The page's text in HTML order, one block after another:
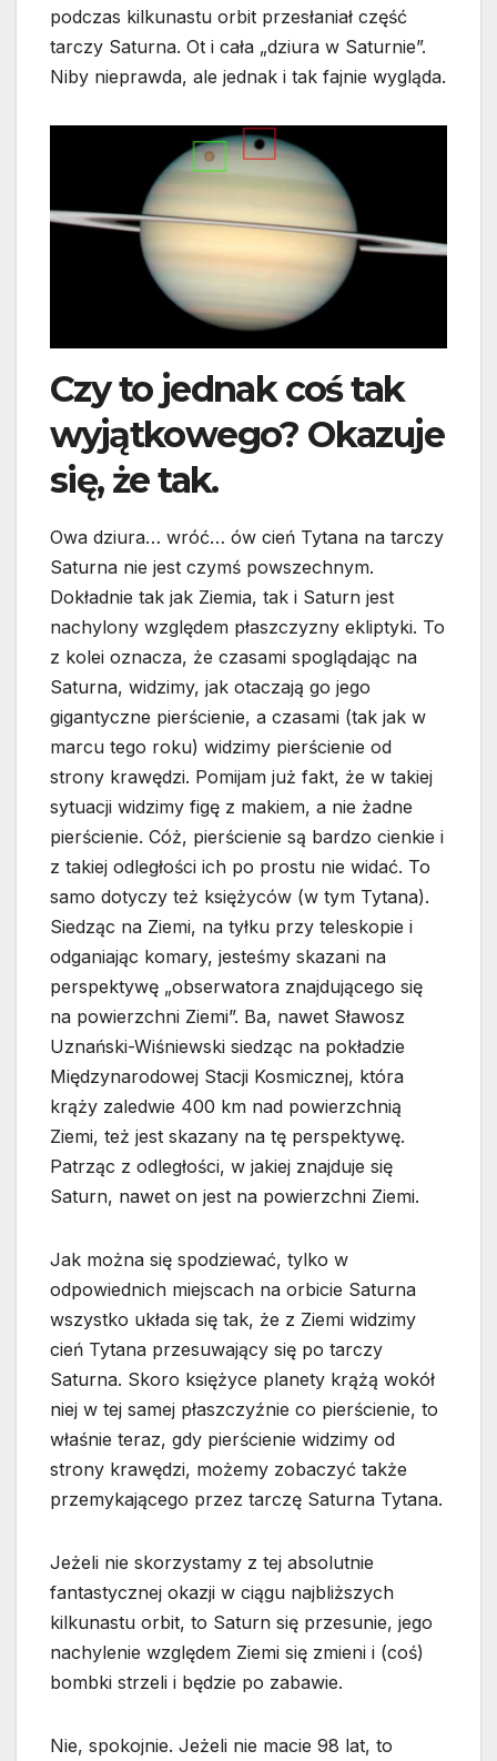
podczas kilkunastu orbit przesłaniał część
tarczy Saturna. Ot i cała „dziura w Saturnie”.
Niby nieprawda, ale jednak i tak fajnie wygląda.
Czy to jednak coś tak
wyjątkowego? Okazuje
się, że tak.
Owa dziura… wróć… ów cień Tytana na tarczy
Saturna nie jest czymś powszechnym.
Dokładnie tak jak Ziemia, tak i Saturn jest
nachylony względem płaszczyzny ekliptyki. To
z kolei oznacza, że czasami spoglądając na
Saturna, widzimy, jak otaczają go jego
gigantyczne pierścienie, a czasami (tak jak w
marcu tego roku) widzimy pierścienie od
strony krawędzi. Pomijam już fakt, że w takiej
sytuacji widzimy figę z makiem, a nie żadne
pierścienie. Cóż, pierścienie są bardzo cienkie i
z takiej odległości ich po prostu nie widać. To
samo dotyczy też księżyców (w tym Tytana).
Siedząc na Ziemi, na tyłku przy teleskopie i
odganiając komary, jesteśmy skazani na
perspektywę „obserwatora znajdującego się
na powierzchni Ziemi”. Ba, nawet Sławosz
Uznański-Wiśniewski siedząc na pokładzie
Międzynarodowej Stacji Kosmicznej, która
krąży zaledwie 400 km nad powierzchnią
Ziemi, też jest skazany na tę perspektywę.
Patrząc z odległości, w jakiej znajduje się
Saturn, nawet on jest na powierzchni Ziemi.
Jak można się spodziewać, tylko w
odpowiednich miejscach na orbicie Saturna
wszystko układa się tak, że z Ziemi widzimy
cień Tytana przesuwający się po tarczy
Saturna. Skoro księżyce planety krążą wokół
niej w tej samej płaszczyźnie co pierścienie, to
właśnie teraz, gdy pierścienie widzimy od
strony krawędzi, możemy zobaczyć także
przemykającego przez tarczę Saturna Tytana.
Jeżeli nie skorzystamy z tej absolutnie
fantastycznej okazji w ciągu najbliższych
kilkunastu orbit, to Saturn się przesunie, jego
nachylenie względem Ziemi się zmieni i (coś)
bombki strzeli i będzie po zabawie.
Nie, spokojnie. Jeżeli nie macie 98 lat, to